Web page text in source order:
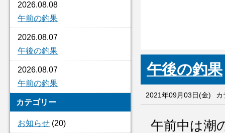
2026.08.08
午前の釣果
2026.08.07
午後の釣果
2026.08.07
午前の釣果
カテゴリー
お知らせ (20)
午後の釣果
2021年09月03日(金) カ
午前中は潮